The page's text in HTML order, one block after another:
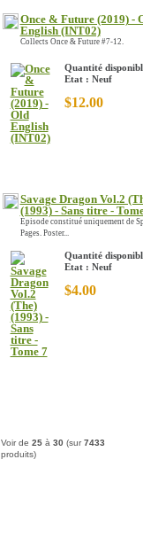
Once & Future (2019) -
English (INT02)
Collects Once & Future #7-12.
Quantité
Etat : Neuf
$12.00
Savage Dragon Vol.2
(1993) - Sans titre -
Episode constitué uniquement de
Pages. Poster...
Quantité
Etat : Neuf
$4.00
Voir de 25à 30 (sur7433
produits)